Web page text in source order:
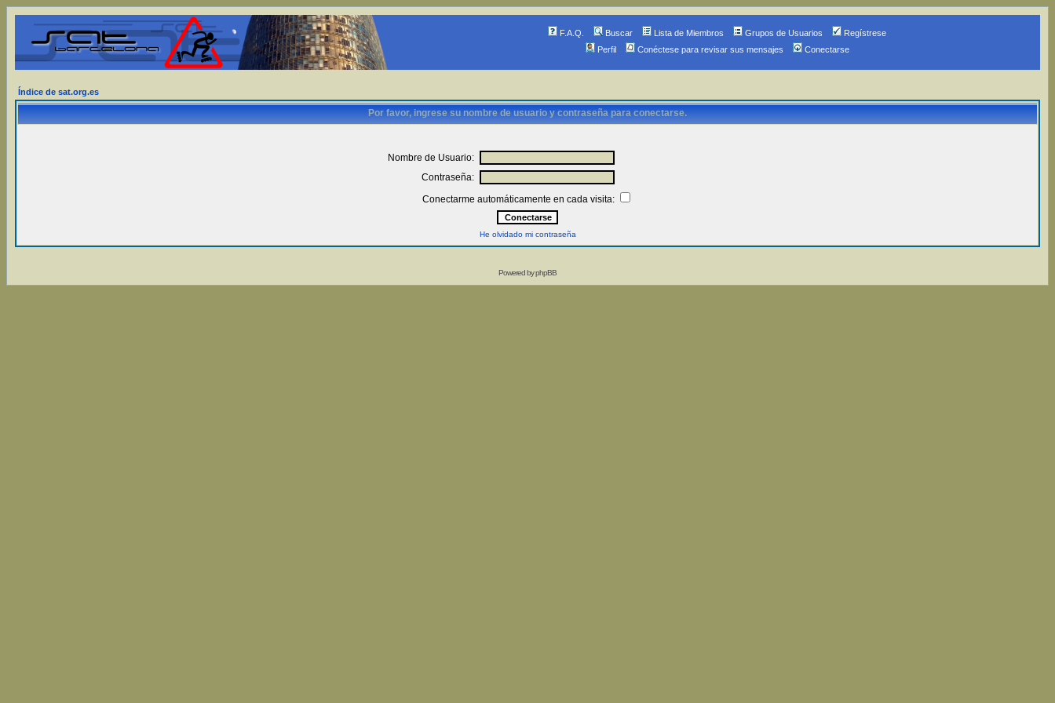
F.A.Q. Buscar Lista de Miembros Grupos de Usuarios
Regístrese
Perfil
Conéctese para revisar sus mensajes Conectarse
Índice de sat.org.es
Por favor, ingrese su nombre de usuario y contraseña para conectarse.
Nombre de Usuario:
Contraseña:
Conectarme automáticamente en cada visita:
He olvidado mi contraseña
Powered byphpBB